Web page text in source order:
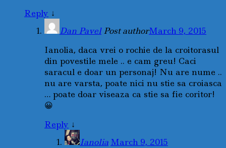
Reply ↓
Dan Pavel Post authorMarch 9, 2015
Ianolia, daca vrei o rochie de la croitorasul
din povestile mele .. e cam greu! Caci
saracul e doar un personaj! Nu are nume ..
nu are varsta, poate nici nu stie sa croiasca
… poate doar viseaza ca stie sa fie coritor!
😀
Reply ↓
Ianolia March 9, 2015